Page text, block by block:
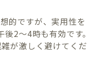
的ですが、実用性を
2〜4時も有効です。
が激しく避けてくだ